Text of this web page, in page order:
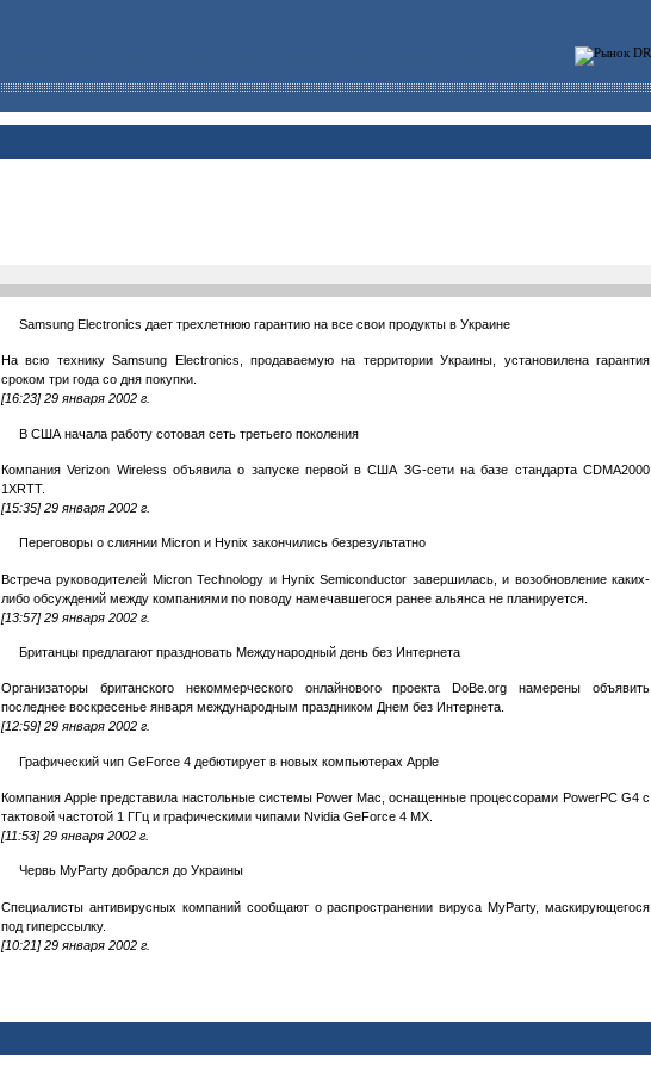
Samsung Electronics дает трехлетнюю гарантию на все свои продукты в Украине
На всю технику Samsung Electronics, продаваемую на территории Украины, установилена гарантия
сроком три года со дня покупки.
[16:23] 29 января 2002 г.
В США начала работу сотовая сеть третьего поколения
Компания Verizon Wireless объявила о запуске первой в США 3G-сети на базе стандарта CDMA2000
1XRTT.
[15:35] 29 января 2002 г.
Переговоры о слиянии Micron и Hynix закончились безрезультатно
Встреча руководителей Micron Technology и Hynix Semiconductor завершилась, и возобновление каких-
либо обсуждений между компаниями по поводу намечавшегося ранее альянса не планируется.
[13:57] 29 января 2002 г.
Британцы предлагают праздновать Международный день без Интернета
Организаторы британского некоммерческого онлайнового проекта DoBe.org намерены объявить
последнее воскресенье января международным праздником Днем без Интернета.
[12:59] 29 января 2002 г.
Графический чип GeForce 4 дебютирует в новых компьютерах Apple
Компания Apple представила настольные системы Power Mac, оснащенные процессорами PowerPC G4 с
тактовой частотой 1 ГГц и графическими чипами Nvidia GeForce 4 MX.
[11:53] 29 января 2002 г.
Червь MyParty добрался до Украины
Специалисты антивирусных компаний сообщают о распространении вируса MyParty, маскирующегося
под гиперссылку.
[10:21] 29 января 2002 г.